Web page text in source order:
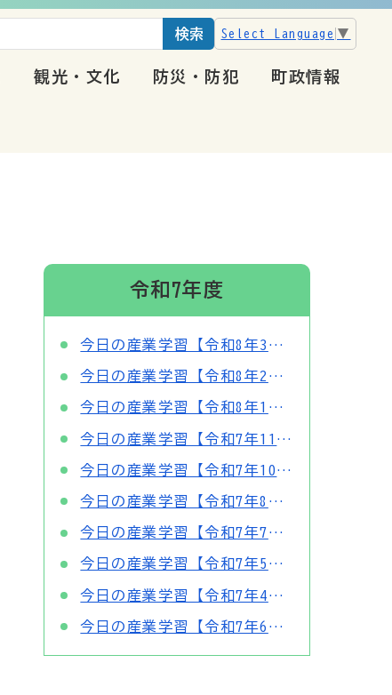
観光・文化 防災・防犯 町政情報
検索 Select Language ▼
令和7年度
今日の産業学習【令和8年3月】
今日の産業学習【令和8年2月】
今日の産業学習【令和8年1月】
今日の産業学習【令和7年11月】
今日の産業学習【令和7年10月】
今日の産業学習【令和7年8・9月】
今日の産業学習【令和7年7月】
今日の産業学習【令和7年5月】
今日の産業学習【令和7年4月】
今日の産業学習【令和7年6月】